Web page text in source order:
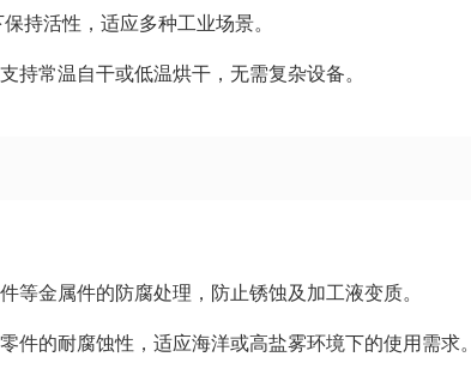
持活性，适应多种工业场景。
持常温自干或低温烘干，无需复杂设备。
等金属件的防腐处理，防止锈蚀及加工液变质。
件的耐腐蚀性，适应海洋或高盐雾环境下的使用需求。